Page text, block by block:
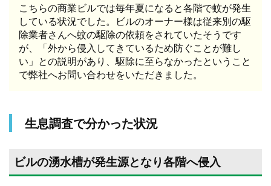
こちらの商業ビルでは毎年夏になると各階で蚊が発生
している状況でした。ビルのオーナー様は従来別の駆
除業者さんへ蚊の駆除の依頼をされていたそうです
が、「外から侵入してきているため防ぐことが難し
い」との説明があり、駆除に至らなかったということ
で弊社へお問い合わせをいただきました。
生息調査で分かった状況
ビルの湧水槽が発生源となり各階へ侵入